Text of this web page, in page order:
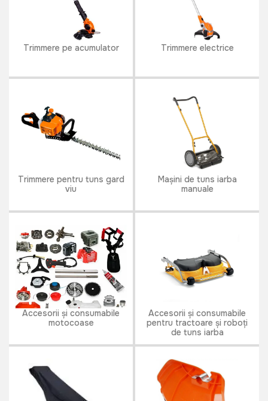
Trimmere pe acumulator Trimmere electrice
Trimmere pentru tuns gard
viu
Mașini de tuns iarba
manuale
Accesorii și consumabile
motocoase
Accesorii și consumabile
pentru tractoare și roboți
de tuns iarba